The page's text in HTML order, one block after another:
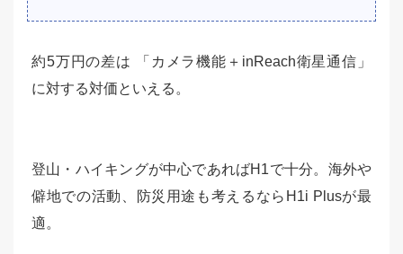
約5万円の差は 「カメラ機能＋inReach衛星通信」
に対する対価といえる。
登山・ハイキングが中心であればH1で十分。海外や
僻地での活動、防災用途も考えるならH1i Plusが最
適。